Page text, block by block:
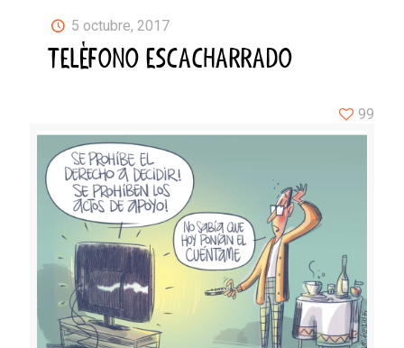
5 octubre, 2017
TELÉFONO ESCACHARRADO
99